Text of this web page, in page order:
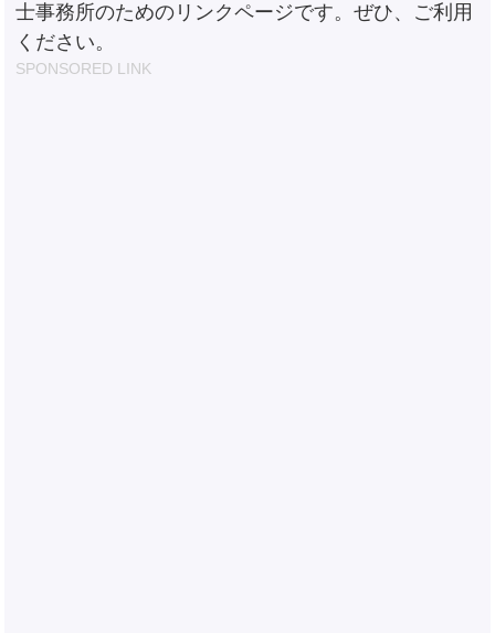
士事務所のためのリンクページです。ぜひ、ご利用
ください。
SPONSORED LINK